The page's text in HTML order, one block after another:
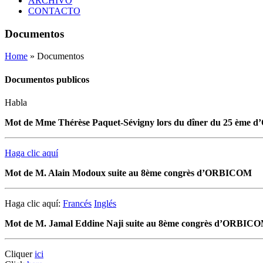
CONTACTO
Documentos
Home » Documentos
Documentos publicos
Habla
Mot de Mme Thérèse Paquet-Sévigny lors du dîner du 25 ème
Haga clic aquí
Mot de M. Alain Modoux suite au 8ème congrès d’ORBICOM
Haga clic aquí: Francés Inglés
Mot de M. Jamal Eddine Naji suite au 8ème congrès
Cliquerici